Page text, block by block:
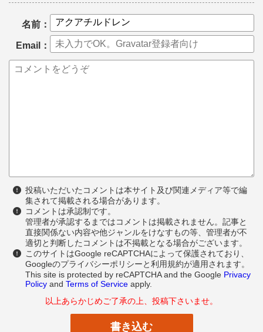
名前：
Email：
投稿いただいたコメントは本サイト及び関連メディア等で編
集されて掲載される場合があります。
コメントは承認制です。
管理者が承認するまではコメントは掲載されません。記事と
直接関係ない内容や他ジャンルをけなすもの等、管理者が不
適切と判断したコメントは不掲載となる場合がございます。
このサイトはGoogle reCAPTCHAによって保護されており、
Googleのプライバシーポリシーと利用規約が適用されます。
This site is protected by reCAPTCHA and the Google Privacy
Policy and Terms of Service apply.
以上あらかじめご了承の上、投稿下さいませ。